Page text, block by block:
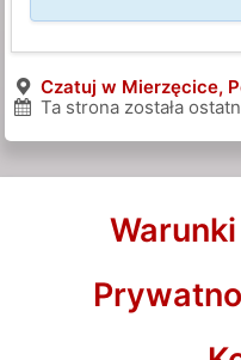
Czatuj w Mierzęcice,
Ta strona została